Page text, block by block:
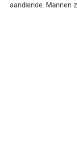
aandiende. Mannen